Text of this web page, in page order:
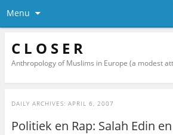
Menu
C L O S E R
Anthropology of Muslims in Europe (a modest
DAILY ARCHIVES: APRIL 6, 2007
Politiek en Rap: Salah Edin